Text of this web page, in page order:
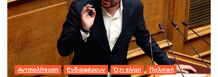
Αντιπολίτευση Ενδιαφέρουν Ό,τι είναι! Πολιτική